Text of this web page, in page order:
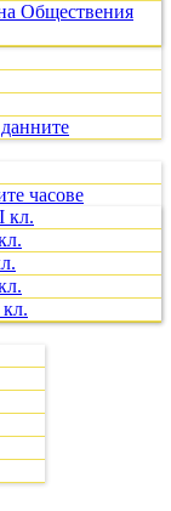
Обществения
часове
кл.